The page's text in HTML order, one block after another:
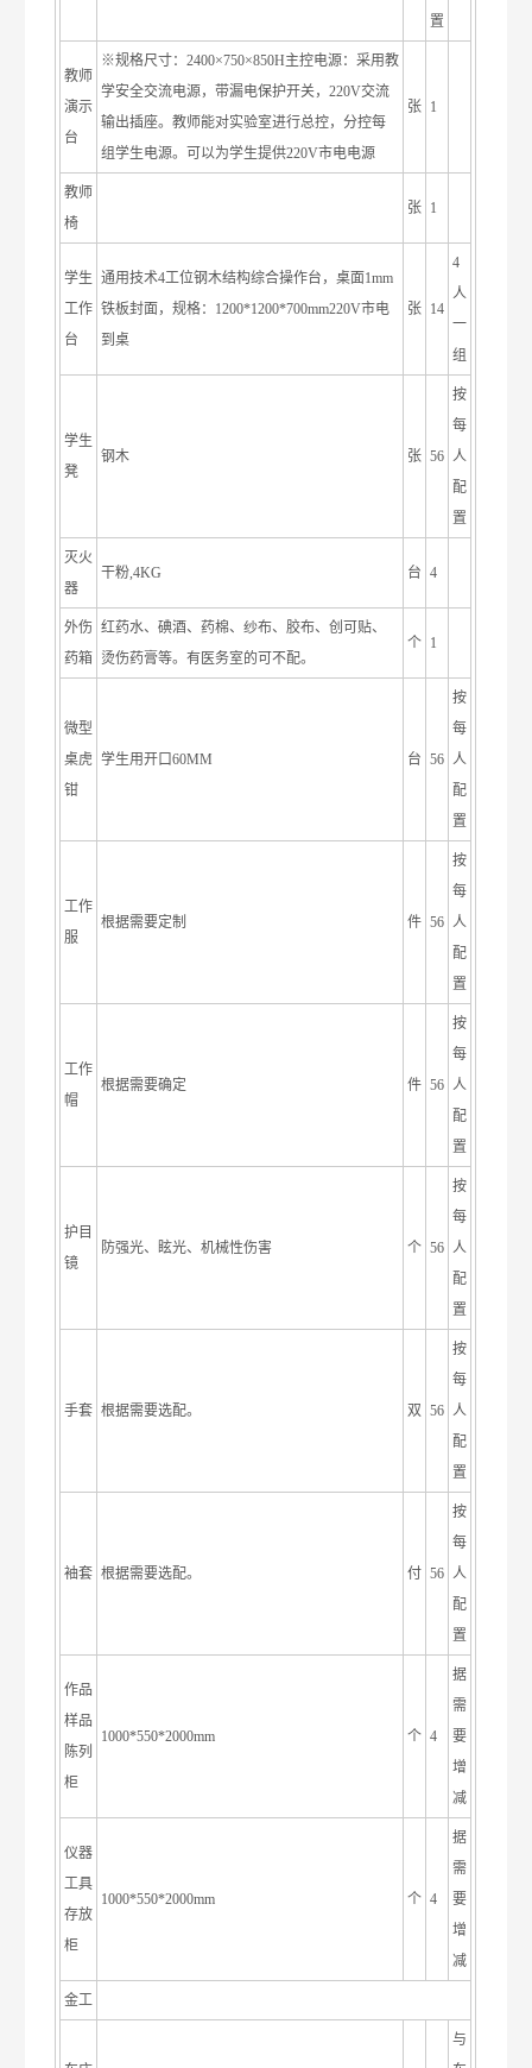
置
教师
演示
台
※规格尺寸：2400×750×850H主控电源：采用教
学安全交流电源，带漏电保护开关，220V交流
输出插座。教师能对实验室进行总控，分控每
组学生电源。可以为学生提供220V市电电源
张 1
教师
椅
张 1
学生
工作
台
通用技术4工位钢木结构综合操作台，桌面1mm
铁板封面，规格：1200*1200*700mm220V市电
到桌
张 14
4
人
一
组
学生
凳
钢木 张 56
按
每
人
配
置
灭火
器
干粉,4KG 台 4
外伤
药箱
红药水、碘酒、药棉、纱布、胶布、创可贴、
烫伤药膏等。有医务室的可不配。
个 1
微型
桌虎
钳
学生用开口60MM 台 56
按
每
人
配
置
工作
服
根据需要定制 件 56
按
每
人
配
置
工作
帽
根据需要确定 件 56
按
每
人
配
置
护目
镜
防强光、眩光、机械性伤害 个 56
按
每
人
配
置
手套 根据需要选配。 双 56
按
每
人
配
置
袖套 根据需要选配。 付 56
按
每
人
配
置
作品
样品
陈列
柜
1000*550*2000mm 个 4
据
需
要
增
减
仪器
工具
存放
柜
1000*550*2000mm 个 4
据
需
要
增
减
金工
与